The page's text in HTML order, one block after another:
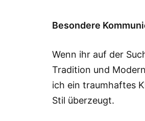
Besondere
Wenn ihr auf der
Tradition und
ich ein traumhaftes
Stil überzeugt.